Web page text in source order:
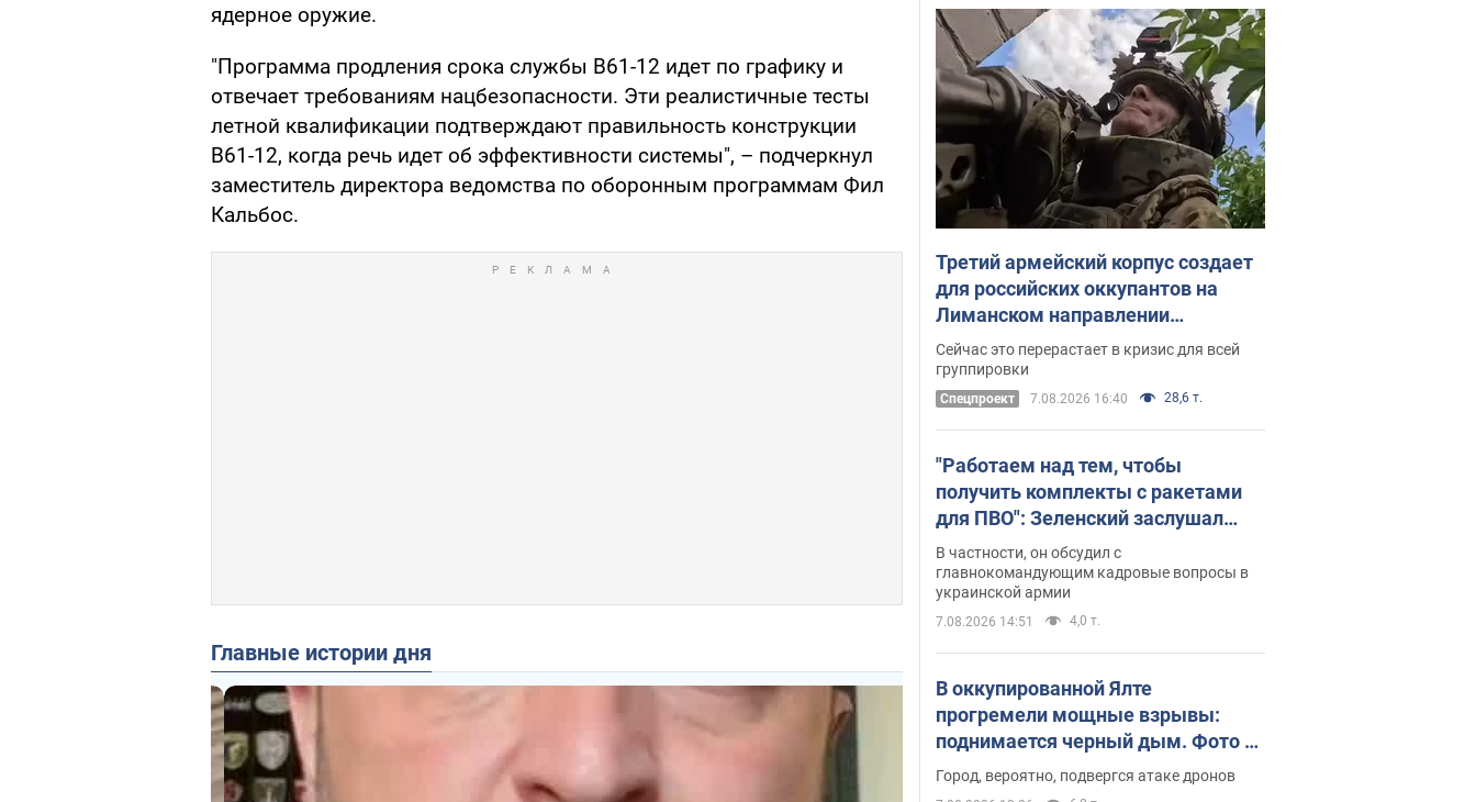
ядерное оружие.
"Программа продления срока службы B61-12 идет по графику и
отвечает требованиям нацбезопасности. Эти реалистичные тесты
летной квалификации подтверждают правильность конструкции
B61-12, когда речь идет об эффективности системы", – подчеркнул
заместитель директора ведомства по оборонным программам Фил
Кальбос.
Главные истории дня
Третий армейский корпус создает
для российских оккупантов на
Лиманском направлении
критический дискомфорт: как это
удалось
Сейчас это перерастает в кризис для всей
группировки
Спецпроект 7.08.2026 16:40 28,6 т.
"Работаем над тем, чтобы
получить комплекты с ракетами
для ПВО": Зеленский заслушал
доклад Драпатого и объявил о
новых мерах
В частности, он обсудил с
главнокомандующим кадровые вопросы в
украинской армии
7.08.2026 14:51 4,0 т.
В оккупированной Ялте
прогремели мощные взрывы:
поднимается черный дым. Фото и
видео
Город, вероятно, подвергся атаке дронов